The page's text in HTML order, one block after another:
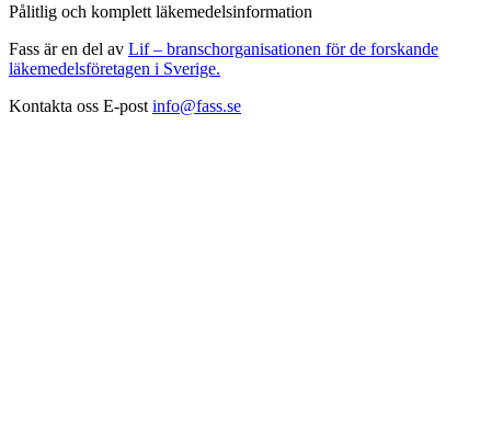
Pålitlig och komplett läkemedelsinformation
Fass är en del av Lif – branschorganisationen för de forskande
läkemedelsföretagen i Sverige.
Kontakta oss E-post info@fass.se